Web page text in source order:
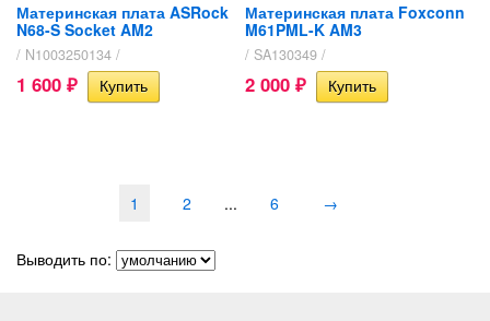
Материнская плата ASRock
N68-S Socket AM2
/ N1003250134 /
1 600 ₽
Материнская плата Foxconn
M61PML-K AM3
/ SA130349 /
2 000 ₽
1 2 ... 6 →
Выводить по: